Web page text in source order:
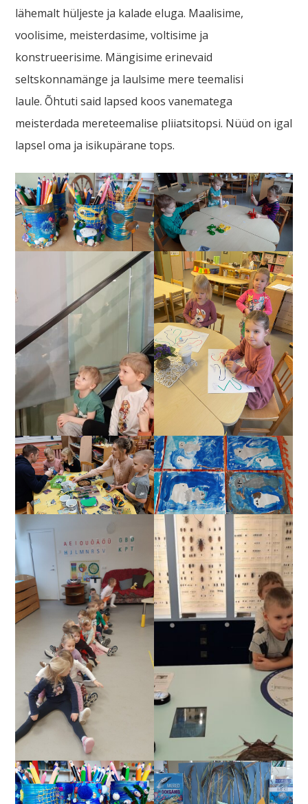
lähemalt hüljeste ja kalade eluga. Maalisime,
voolisime, meisterdasime, voltisime ja
konstrueerisime. Mängisime erinevaid
seltskonnamänge ja laulsime mere teemalisi
laule. Õhtuti said lapsed koos vanematega
meisterdada mereteemalise pliiatsitopsi. Nüüd on igal
lapsel oma ja isikupärane tops.